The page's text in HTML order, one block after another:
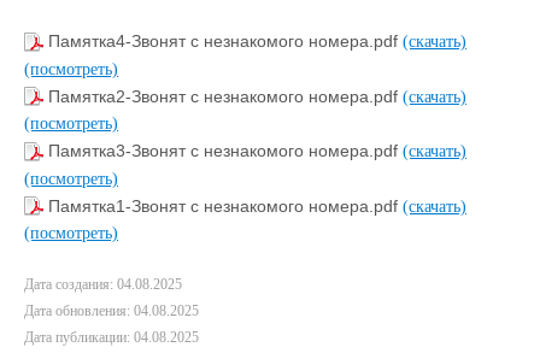
Памятка4-Звонят с незнакомого номера.pdf (скачать)
(посмотреть)
Памятка2-Звонят с незнакомого номера.pdf (скачать)
(посмотреть)
Памятка3-Звонят с незнакомого номера.pdf (скачать)
(посмотреть)
Памятка1-Звонят с незнакомого номера.pdf (скачать)
(посмотреть)
Дата создания: 04.08.2025
Дата обновления: 04.08.2025
Дата публикации: 04.08.2025